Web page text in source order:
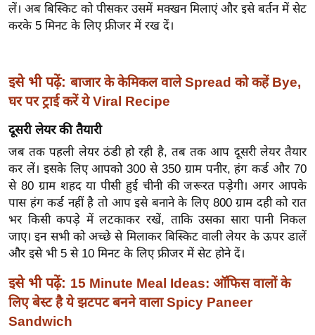
बे
ल
श
य
त
यं
ग
इं
डि
या
हि
त्य
ज
लें। अब बिस्किट को पीसकर उसमें मक्खन मिलाएं और इसे बर्तन में सेट
करके 5 मिनट के लिए फ्रीजर में रख दें।
इसे भी पढ़ें: बाजार के केमिकल वाले Spread को कहें Bye,
घर पर ट्राई करें ये Viral Recipe
दूसरी लेयर की तैयारी
जब तक पहली लेयर ठंडी हो रही है, तब तक आप दूसरी लेयर तैयार
कर लें। इसके लिए आपको 300 से 350 ग्राम पनीर, हंग कर्ड और 70
से 80 ग्राम शहद या पीसी हुई चीनी की जरूरत पड़ेगी। अगर आपके
पास हंग कर्ड नहीं है तो आप इसे बनाने के लिए 800 ग्राम दही को रात
भर किसी कपड़े में लटकाकर रखें, ताकि उसका सारा पानी निकल
जाए। इन सभी को अच्छे से मिलाकर बिस्किट वाली लेयर के ऊपर डालें
और इसे भी 5 से 10 मिनट के लिए फ्रीजर में सेट होने दें।
इसे भी पढ़ें: 15 Minute Meal Ideas: ऑफिस वालों के
लिए बेस्ट है ये झटपट बनने वाला Spicy Paneer
Sandwich